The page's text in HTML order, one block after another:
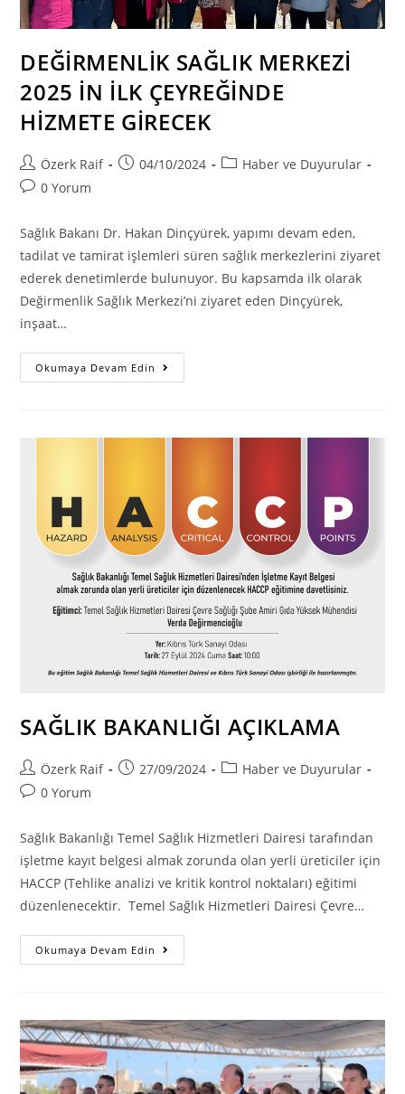
DEĞİRMENLİK SAĞLIK MERKEZİ
2025 İN İLK ÇEYREĞİNDE
HİZMETE GİRECEK
Post
author:
Özerk Raif
Post04/10/2024
PostHaber ve Duyurular
Post0 Yorum
Sağlık Bakanı Dr. Hakan Dinçyürek, yapımı devam eden,
tadilat ve tamirat işlemleri süren sağlık merkezlerini ziyaret
ederek denetimlerde bulunuyor. Bu kapsamda ilk olarak
Değirmenlik Sağlık Merkezi’ni ziyaret eden Dinçyürek,
inşaat…
Okumaya Devam Edin DEĞİRMENLİK
SAĞLIK
ÇEYREĞİNDE
SAĞLIK BAKANLIĞI AÇIKLAMA
Post
author:
Özerk Raif
Post27/09/2024
PostHaber ve Duyurular
Post0 Yorum
Sağlık Bakanlığı Temel Sağlık Hizmetleri Dairesi tarafından
işletme kayıt belgesi almak zorunda olan yerli üreticiler için
HACCP (Tehlike analizi ve kritik kontrol noktaları) eğitimi
düzenlenecektir. Temel Sağlık Hizmetleri Dairesi Çevre…
Okumaya Devam Edin SAĞLIK
BAKANLIĞI